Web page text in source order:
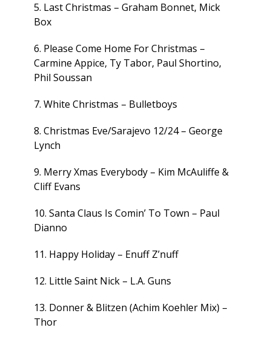
5. Last Christmas – Graham Bonnet, Mick
Box
6. Please Come Home For Christmas –
Carmine Appice, Ty Tabor, Paul Shortino,
Phil Soussan
7. White Christmas – Bulletboys
8. Christmas Eve/Sarajevo 12/24 – George
Lynch
9. Merry Xmas Everybody – Kim McAuliffe &
Cliff Evans
10. Santa Claus Is Comin’ To Town – Paul
Dianno
11. Happy Holiday – Enuff Z’nuff
12. Little Saint Nick – L.A. Guns
13. Donner & Blitzen (Achim Koehler Mix) –
Thor